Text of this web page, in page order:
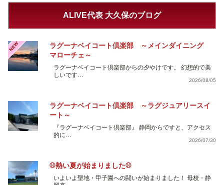
ALIVE代表 大久保のブログ
NEW
ラグーナベイコート倶楽部 ～メインダイニング
マローチェ～
ラグーナベイコート倶楽部からの夕やけです。 幻想的で美
しいです…
2026/08/05
ラグーナベイコート倶楽部 ～ラグジュアリースイ
ート～
『ラグーナベイコート倶楽部』 静岡からですと、アクセス
的に…
2026/07/30
⚾熱い夏が始まりました⚾
いよいよ聖地・甲子園への闘いが始まりました！ 母校・静